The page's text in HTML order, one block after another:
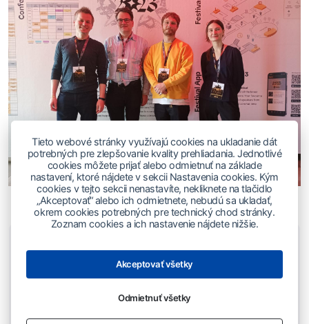
Kontakt - Partnerstvo
Tieto webové stránky využívajú cookies na ukladanie dát
potrebných pre zlepšovanie kvality prehliadania. Jednotlivé
cookies môžete prijať alebo odmietnuť na základe
nastavení, ktoré nájdete v sekcii Nastavenia cookies. Kým
cookies v tejto sekcii nenastavíte, nekliknete na tlačidlo
„Akceptovať“ alebo ich odmietnete, nebudú sa ukladať,
okrem cookies potrebných pre technický chod stránky.
Zoznam cookies a ich nastavenie nájdete nižšie.
Akceptovať všetky
Odmietnuť všetky